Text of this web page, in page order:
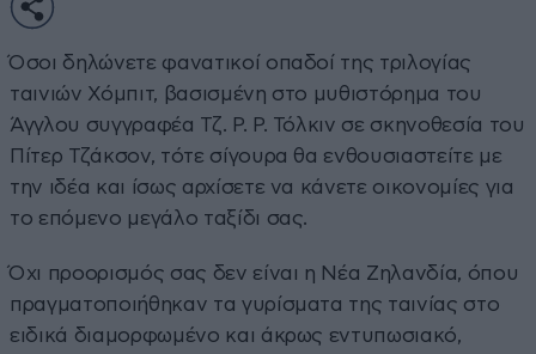
Όσοι δηλώνετε φανατικοί οπαδοί της τριλογίας
ταινιών Χόμπιτ, βασισμένη στο μυθιστόρημα του
Άγγλου συγγραφέα Τζ. Ρ. Ρ. Τόλκιν σε σκηνοθεσία του
Πίτερ Τζάκσον, τότε σίγουρα θα ενθουσιαστείτε με
την ιδέα και ίσως αρχίσετε να κάνετε οικονομίες για
το επόμενο μεγάλο ταξίδι σας.
Όχι προορισμός σας δεν είναι η Νέα Ζηλανδία, όπου
πραγματοποιήθηκαν τα γυρίσματα της ταινίας στο
ειδικά διαμορφωμένο και άκρως εντυπωσιακό,